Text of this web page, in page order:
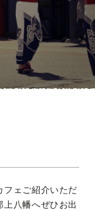
フェご紹介いただ
八幡へぜひお出